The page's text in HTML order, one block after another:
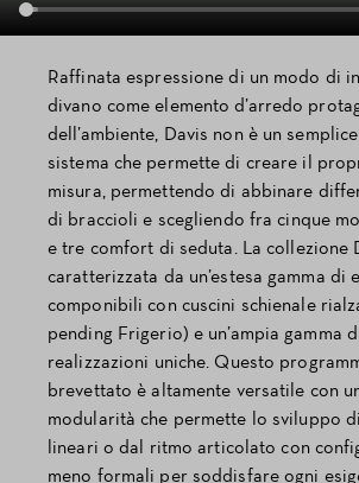
Raffinata espressione di un modo di
divano come elemento d’arredo
dell’ambiente, Davis non è un
sistema che permette di creare il
misura, permettendo di abbinare
di braccioli e scegliendo fra cinque
e tre comfort di seduta. La collezione
caratterizzata da un’estesa gamma di
componibili con cuscini schienale
pending Frigerio) e un’ampia gamma
realizzazioni uniche. Questo
brevettato è altamente versatile con
modularità che permette lo sviluppo
lineari o dal ritmo articolato con
meno formali per soddisfare ogni